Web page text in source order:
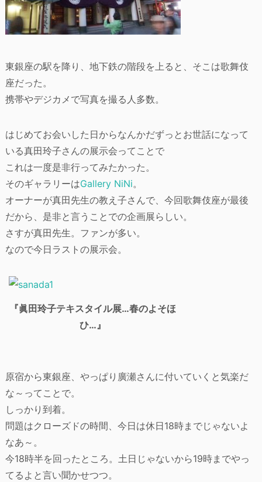
東銀座の駅を降り、地下鉄の階段を上ると、そこは歌舞伎
座だった。
携帯やデジカメで写真を撮る人多数。
はじめてお会いした日からなんかだずっとお世話になって
いる真田玲子さんの展示会ってことで
これは一度是非行ってみたかった。
そのギャラリーはGallery NiNi。
オーナーが真田先生の教え子さんで、今回歌舞伎座が最後
だから、是非と言うことでの企画展らしい。
さすが真田先生。ファンが多い。
なので今日ラストの展示会。
『眞田玲子テキスタイル展…春のよそほ
ひ…』
原宿から東銀座、やっぱり廣瀬さんに付いていくと気楽だ
な～ってことで。
しっかり到着。
問題はクローズドの時間、今日は休日18時までじゃないよ
なあ～。
今18時半を回ったところ。土日じゃないから19時までやっ
てるよと言い聞かせつつ。